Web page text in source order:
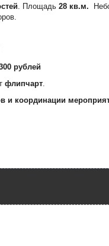
. Площадь 28 кв.м.
рублей
флипчарт
и координации